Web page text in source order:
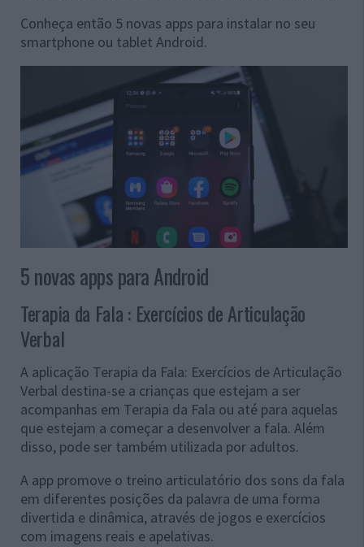
Conheça então 5 novas apps para instalar no seu
smartphone ou tablet Android.
5 novas apps para Android
Terapia da Fala : Exercícios de Articulação
Verbal
A aplicação Terapia da Fala: Exercícios de Articulação
Verbal destina-se a crianças que estejam a ser
acompanhas em Terapia da Fala ou até para aquelas
que estejam a começar a desenvolver a fala. Além
disso, pode ser também utilizada por adultos.
A app promove o treino articulatório dos sons da fala
em diferentes posições da palavra de uma forma
divertida e dinâmica, através de jogos e exercícios
com imagens reais e apelativas.